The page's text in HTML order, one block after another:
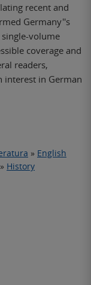
recent and
Germany''s
volume
coverage and
readers,
interest in German
» English
» History